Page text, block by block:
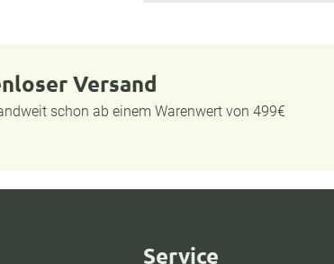
Versand
schon ab einem Warenwert von 499€
Service